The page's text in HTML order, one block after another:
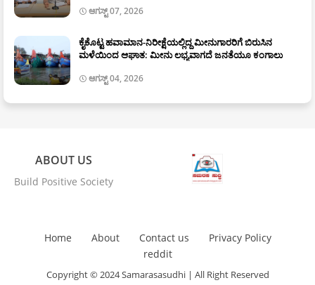
ಆಗಸ್ಟ್ 07, 2026
ಕೈಕೊಟ್ಟ ಹವಾಮಾನ-ನಿರೀಕ್ಷೆಯಲ್ಲಿದ್ದ ಮೀನುಗಾರರಿಗೆ ಬಿರುಸಿನ
ಮಳೆಯಿಂದ ಆಘಾತ: ಮೀನು ಲಭ್ಯವಾಗದೆ ಜನತೆಯೂ ಕಂಗಾಲು
ಆಗಸ್ಟ್ 04, 2026
ABOUT US
Build Positive Society
Home About Contact us
Privacy Policy
reddit
Copyright © 2024 Samarasasudhi | All Right Reserved